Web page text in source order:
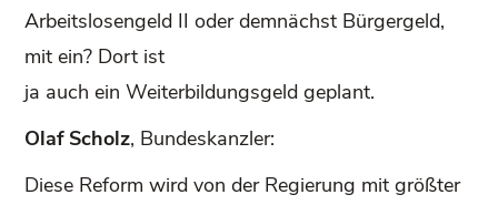
Arbeitslosengeld II oder demnächst Bürgergeld,
mit ein? Dort ist
ja auch ein Weiterbildungsgeld geplant.
Olaf Scholz, Bundeskanzler:
Diese Reform wird von der Regierung mit größter